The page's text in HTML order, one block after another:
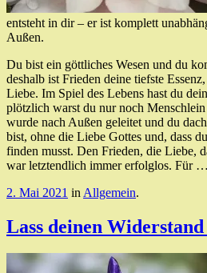
entsteht in dir – er ist komplett
Außen.
Du bist ein göttliches Wesen und du
deshalb ist Frieden deine tiefste
Liebe. Im Spiel des Lebens hast du
plötzlich warst du nur noch
wurde nach Außen geleitet und du
bist, ohne die Liebe Gottes und, dass
finden musst. Den Frieden, die Liebe,
war letztendlich immer erfolglos. Für …
2. Mai 2021 in Allgemein.
Lass deinen Widerstand